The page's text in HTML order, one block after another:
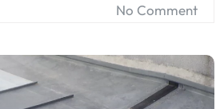
No Comment